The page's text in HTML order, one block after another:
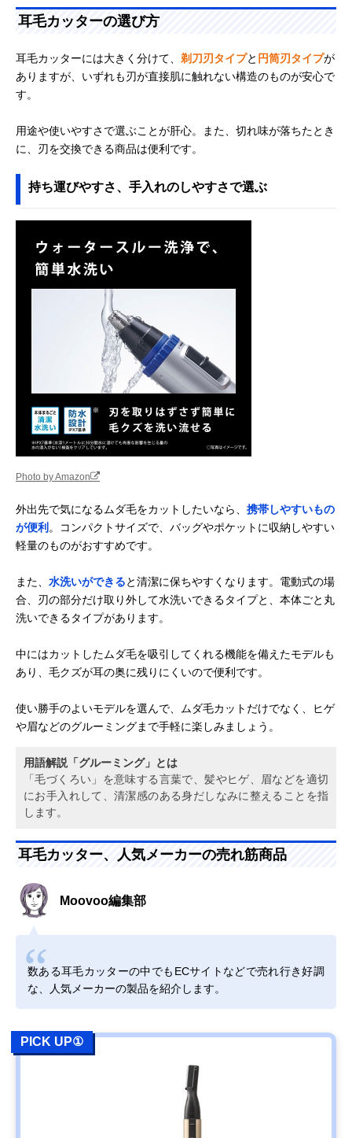
耳毛カッターの選び方
耳毛カッターには大きく分けて、 剃刀刃タイプと 円筒刃タイプが
ありますが、いずれも刃が直接肌に触れない構造のものが安心で
す。
用途や使いやすさで選ぶことが肝心。また、切れ味が落ちたとき
に、刃を交換できる商品は便利です。
持ち運びやすさ、手入れのしやすさで選ぶ
Photo by Amazon
外出先で気になるムダ毛をカットしたいなら、 携帯しやすいもの
が便利 。コンパクトサイズで、バッグやポケットに収納しやすい
軽量のものがおすすめです。
また、 水洗いができると清潔に保ちやすくなります。電動式の場
合、刃の部分だけ取り外して水洗いできるタイプと、本体ごと丸
洗いできるタイプがあります。
中にはカットしたムダ毛を吸引してくれる機能を備えたモデルも
あり、毛クズが耳の奥に残りにくいので便利です。
使い勝手のよいモデルを選んで、ムダ毛カットだけでなく、ヒゲ
や眉などのグルーミングまで手軽に楽しみましょう。
用語解説「グルーミング」とは
「毛づくろい」を意味する言葉で、髪やヒゲ、眉などを適切
にお手入れして、清潔感のある身だしなみに整えることを指
します。
耳毛カッター、人気メーカーの売れ筋商品
Moovoo編集部
数ある耳毛カッターの中でもECサイトなどで売れ行き好調
な、人気メーカーの製品を紹介します。
PICK UP①